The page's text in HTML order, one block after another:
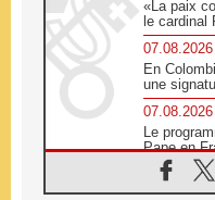
«La paix
le cardinal
07.08.2026
En
une
07.08.2026
Le
Pape en
07.08.2026
1ère